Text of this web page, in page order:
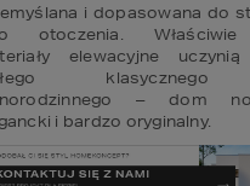
i dopasowana do
otoczenia.
elewacyjne
klasycznego
– dom
i bardzo oryginalny.